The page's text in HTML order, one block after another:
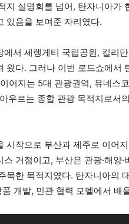
지 설명회를 넘어, 탄자니아가
있음을 보여준 자리였다.
에서 세렝게티 국립공원, 킬리
왔다. 그러나 이번 로드쇼에서
이어지는 5대 관광권역, 유네
우르는 종합 관광 목적지로서
시작으로 부산과 제주로 이어
거점이고, 부산은 관광·해양
목한 목적지였다. 탄자니아의
개발, 민관 협력 모델에서 배